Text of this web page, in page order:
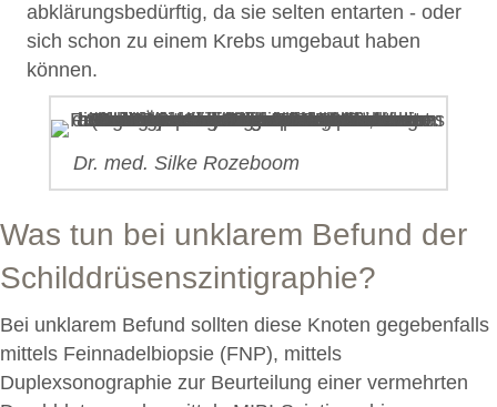
abklärungsbedürftig, da sie selten entarten - oder
sich schon zu einem Krebs umgebaut haben
können.
Dr. med. Silke Rozeboom
Was tun bei unklarem Befund der
Schilddrüsenszintigraphie?
Bei unklarem Befund sollten diese Knoten gegebenfalls
mittels Feinnadelbiopsie (FNP), mittels
Duplexsonographie zur Beurteilung einer vermehrten